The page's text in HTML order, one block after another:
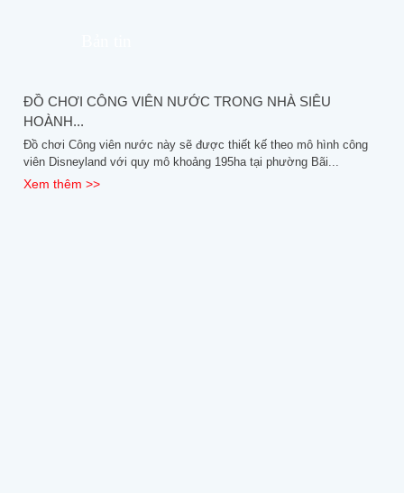
ĐỒ CHƠI CÔNG VIÊN NƯỚC TRONG NHÀ SIÊU
HOÀNH...
Đồ chơi Công viên nước này sẽ được thiết kế theo mô hình công
viên Disneyland với quy mô khoảng 195ha tại phường Bãi...
Xem thêm >>